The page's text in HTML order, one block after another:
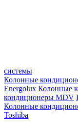
системы
Колонные
Energolux Колонные
кондиционеры MDV
Колонные
Toshiba